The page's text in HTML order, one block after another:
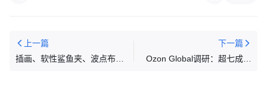
上一篇
插画、软性鲨鱼夹、波点布料
下一篇
Ozon Global调研：超七成俄